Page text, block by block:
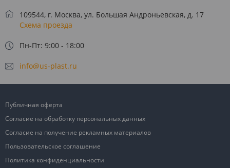
109544, г. Москва, ул. Большая Андроньевская, д. 17
Схема проезда
Пн-Пт: 9:00 - 18:00
info@us-plast.ru
Публичная оферта
Согласие на обработку персональных данных
Согласие на получение рекламных материалов
Пользовательское соглашение
Политика конфиденциальности